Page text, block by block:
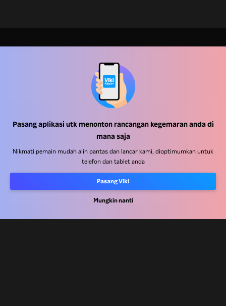
Pasang aplikasi utk menonton rancangan kegemaran anda di
mana saja
Nikmati pemain mudah alih pantas dan lancar kami, dioptimumkan untuk
telefon dan tablet anda
Pasang Viki
Mungkin nanti
Pusat Bantuan